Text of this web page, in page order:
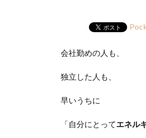
会社勤めの人も、
独立した人も、
早いうちに
「自分にとって エネル